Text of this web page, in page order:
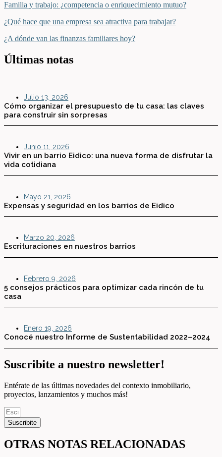
Familia y trabajo: ¿competencia o enriquecimiento mutuo?
¿Qué hace que una empresa sea atractiva para trabajar?
¿A dónde van las finanzas familiares hoy?
Últimas notas
Julio 13, 2026
Cómo organizar el presupuesto de tu casa: las claves
para construir sin sorpresas
Junio 11, 2026
Vivir en un barrio Eidico: una nueva forma de disfrutar la
vida cotidiana
Mayo 21, 2026
Expensas y seguridad en los barrios de Eidico
Marzo 20, 2026
Escrituraciones en nuestros barrios
Febrero 9, 2026
5 consejos prácticos para optimizar cada rincón de tu
casa
Enero 19, 2026
Conocé nuestro Informe de Sustentabilidad 2022–2024
Suscribite a nuestro newsletter!
Entérate de las últimas novedades del contexto inmobiliario,
proyectos, lanzamientos y muchos más!
Suscribite
OTRAS NOTAS RELACIONADAS